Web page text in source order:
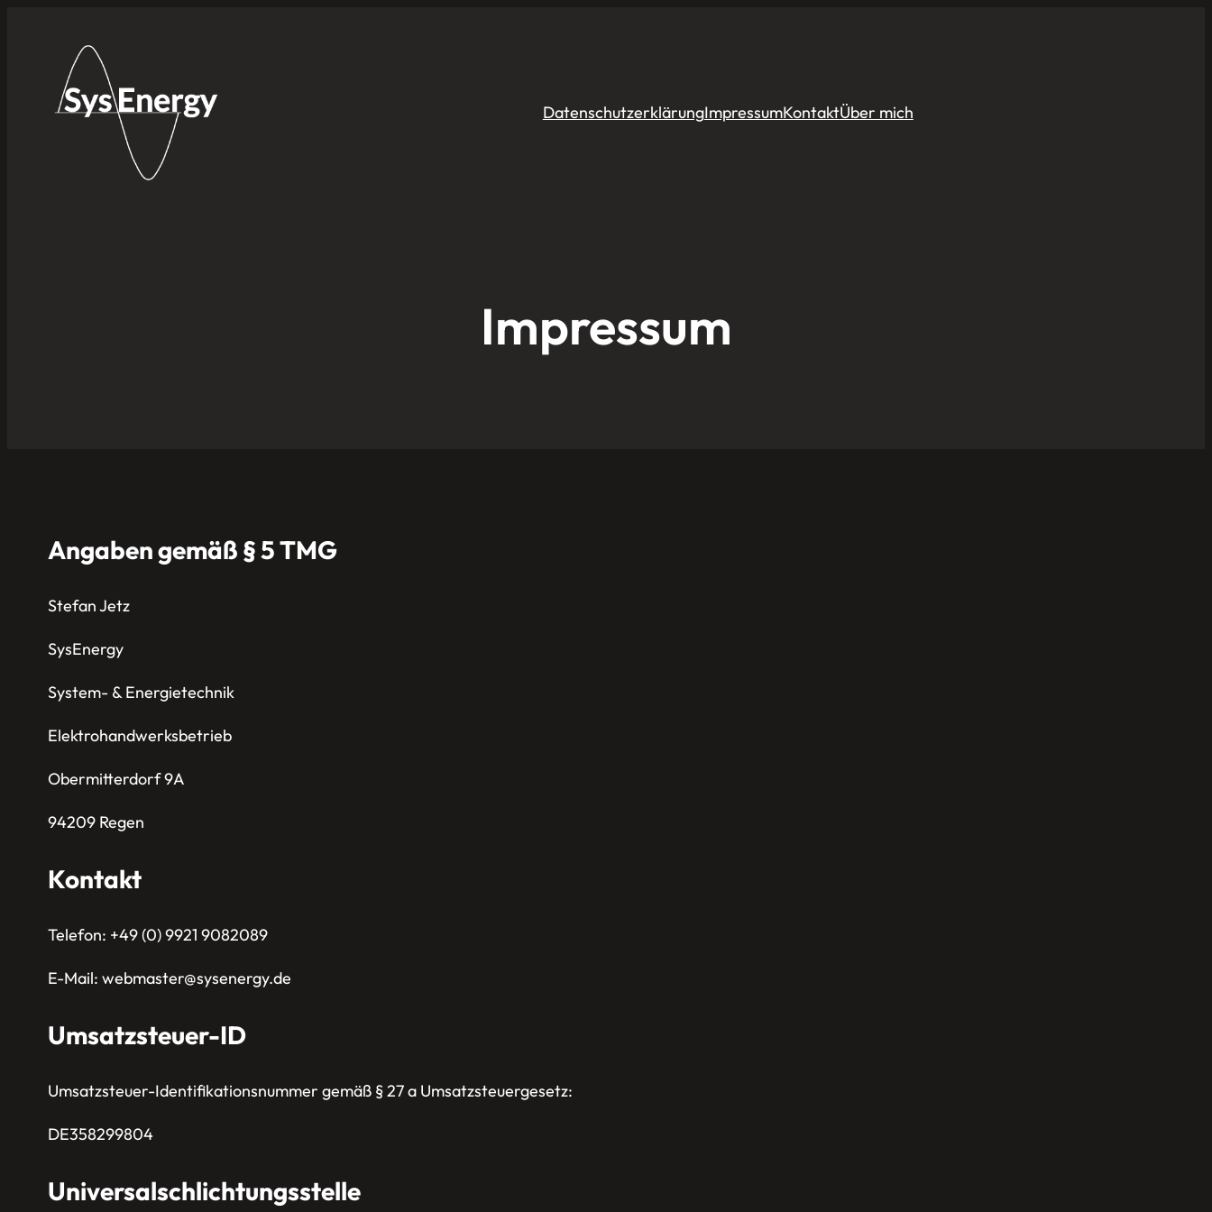
DatenschutzerklärungImpressumKontaktÜber mich
Impressum
Angaben gemäß § 5 TMG
Stefan Jetz
SysEnergy
System- & Energietechnik
Elektrohandwerksbetrieb
Obermitterdorf 9A
94209 Regen
Kontakt
Telefon: +49 (0) 9921 9082089
E-Mail: webmaster@sysenergy.de
Umsatzsteuer-ID
Umsatzsteuer-Identifikationsnummer gemäß § 27 a Umsatzsteuergesetz:
DE358299804
Universalschlichtungsstelle